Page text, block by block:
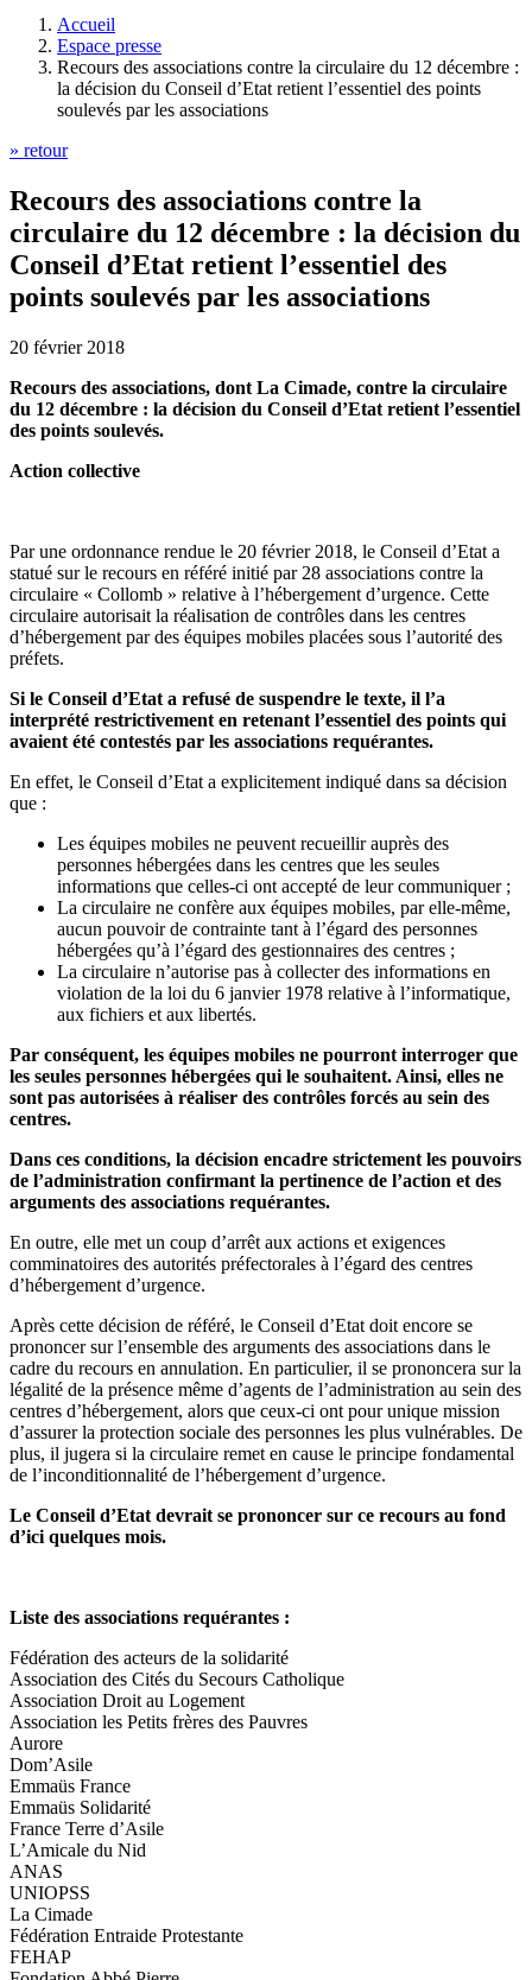
Accueil
Espace presse
Recours des associations contre la circulaire du 12 décembre :
la décision du Conseil d’Etat retient l’essentiel des points
soulevés par les associations
» retour
Recours des associations contre la
circulaire du 12 décembre : la décision du
Conseil d’Etat retient l’essentiel des
points soulevés par les associations
20 février 2018
Recours des associations, dont La Cimade, contre la circulaire
du 12 décembre : la décision du Conseil d’Etat retient l’essentiel
des points soulevés.
Action collective
Par une ordonnance rendue le 20 février 2018, le Conseil d’Etat a
statué sur le recours en référé initié par 28 associations contre la
circulaire « Collomb » relative à l’hébergement d’urgence. Cette
circulaire autorisait la réalisation de contrôles dans les centres
d’hébergement par des équipes mobiles placées sous l’autorité des
préfets.
Si le Conseil d’Etat a refusé de suspendre le texte, il l’a
interprété restrictivement en retenant l’essentiel des points qui
avaient été contestés par les associations requérantes.
En effet, le Conseil d’Etat a explicitement indiqué dans sa décision
que :
Les équipes mobiles ne peuvent recueillir auprès des
personnes hébergées dans les centres que les seules
informations que celles-ci ont accepté de leur communiquer ;
La circulaire ne confère aux équipes mobiles, par elle-même,
aucun pouvoir de contrainte tant à l’égard des personnes
hébergées qu’à l’égard des gestionnaires des centres ;
La circulaire n’autorise pas à collecter des informations en
violation de la loi du 6 janvier 1978 relative à l’informatique,
aux fichiers et aux libertés.
Par conséquent, les équipes mobiles ne pourront interroger que
les seules personnes hébergées qui le souhaitent. Ainsi, elles ne
sont pas autorisées à réaliser des contrôles forcés au sein des
centres.
Dans ces conditions, la décision encadre strictement les pouvoirs
de l’administration confirmant la pertinence de l’action et des
arguments des associations requérantes.
En outre, elle met un coup d’arrêt aux actions et exigences
comminatoires des autorités préfectorales à l’égard des centres
d’hébergement d’urgence.
Après cette décision de référé, le Conseil d’Etat doit encore se
prononcer sur l’ensemble des arguments des associations dans le
cadre du recours en annulation. En particulier, il se prononcera sur la
légalité de la présence même d’agents de l’administration au sein des
centres d’hébergement, alors que ceux-ci ont pour unique mission
d’assurer la protection sociale des personnes les plus vulnérables. De
plus, il jugera si la circulaire remet en cause le principe fondamental
de l’inconditionnalité de l’hébergement d’urgence.
Le Conseil d’Etat devrait se prononcer sur ce recours au fond
d’ici quelques mois.
Liste des associations requérantes :
Fédération des acteurs de la solidarité
Association des Cités du Secours Catholique
Association Droit au Logement
Association les Petits frères des Pauvres
Aurore
Dom’Asile
Emmaüs France
Emmaüs Solidarité
France Terre d’Asile
L’Amicale du Nid
ANAS
UNIOPSS
La Cimade
Fédération Entraide Protestante
FEHAP